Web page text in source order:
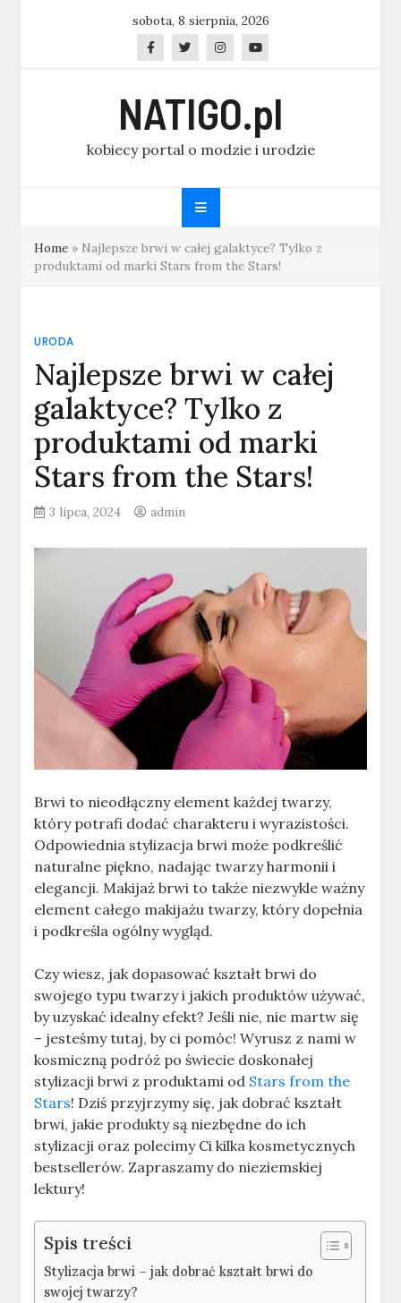
sobota, 8 sierpnia, 2026
NATIGO.pl
kobiecy portal o modzie i urodzie
Home » Najlepsze brwi w całej galaktyce? Tylko z
produktami od marki Stars from the Stars!
URODA
Najlepsze brwi w całej
galaktyce? Tylko z
produktami od marki
Stars from the Stars!
3 lipca, 2024 admin
Brwi to nieodłączny element każdej twarzy,
który potrafi dodać charakteru i wyrazistości.
Odpowiednia stylizacja brwi może podkreślić
naturalne piękno, nadając twarzy harmonii i
elegancji. Makijaż brwi to także niezwykle ważny
element całego makijażu twarzy, który dopełnia
i podkreśla ogólny wygląd.
Czy wiesz, jak dopasować kształt brwi do
swojego typu twarzy i jakich produktów używać,
by uzyskać idealny efekt? Jeśli nie, nie martw się
– jesteśmy tutaj, by ci pomóc! Wyrusz z nami w
kosmiczną podróż po świecie doskonałej
stylizacji brwi z produktami od Stars from the
Stars! Dziś przyjrzymy się, jak dobrać kształt
brwi, jakie produkty są niezbędne do ich
stylizacji oraz polecimy Ci kilka kosmetycznych
bestsellerów. Zapraszamy do nieziemskiej
lektury!
Spis treści
Stylizacja brwi – jak dobrać kształt brwi do
swojej twarzy?